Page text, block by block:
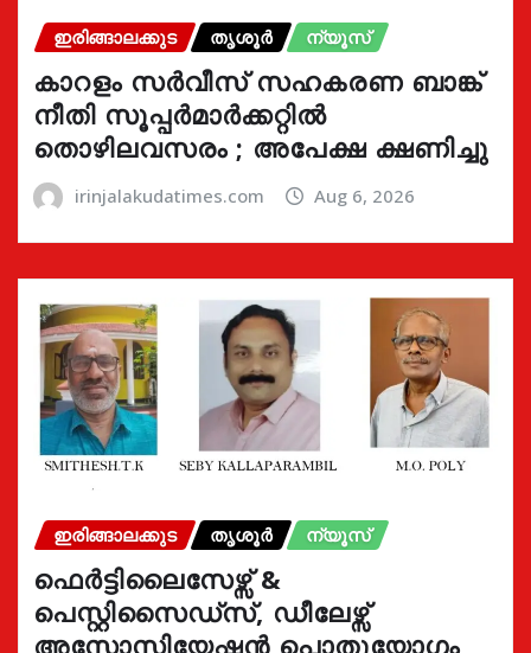
ഇരിങ്ങാലക്കുട തൃശൂർ ന്യൂസ്
കാറളം സർവീസ് സഹകരണ ബാങ്ക്
നീതി സൂപ്പർമാർക്കറ്റിൽ
തൊഴിലവസരം ; അപേക്ഷ ക്ഷണിച്ചു
irinjalakudatimes.com Aug 6, 2026
ഇരിങ്ങാലക്കുട തൃശൂർ ന്യൂസ്
ഫെർട്ടിലൈസേഴ്സ് &
പെസ്റ്റിസൈഡ്സ്, ഡീലേഴ്സ്
അസോസിയേഷൻ പൊതുയോഗം